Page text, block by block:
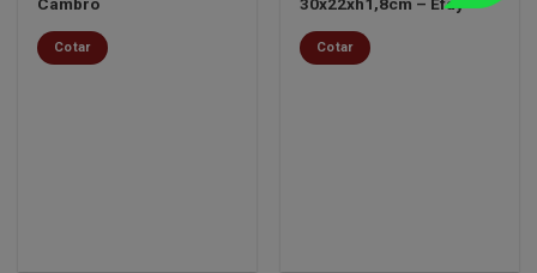
Cotar
lista de
Cotar